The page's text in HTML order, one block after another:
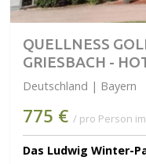
QUELLNESS
GRIESBACH -
Deutschland | Bayern
775 € / pro Person
Das Ludwig Winter-